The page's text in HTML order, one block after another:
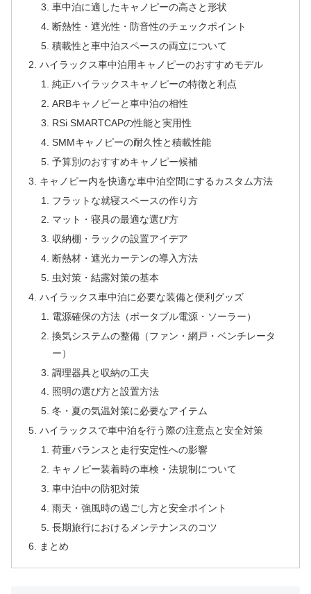
車中泊に適したキャノピーの高さと形状
断熱性・遮光性・防音性のチェックポイント
積載性と車中泊スペースの両立について
ハイラックス車中泊用キャノピーのおすすめモデル
純正ハイラックスキャノピーの特徴と利点
ARBキャノピーと車中泊の相性
RSi SMARTCAPの性能と実用性
SMMキャノピーの耐久性と積載性能
予算別のおすすめキャノピー候補
キャノピー内を快適な車中泊空間にするカスタム方法
フラットな就寝スペースの作り方
マット・寝具の最適な選び方
収納棚・ラックの設置アイデア
断熱材・遮光カーテンの導入方法
虫対策・結露対策の基本
ハイラックス車中泊に必要な装備と便利グッズ
電源確保の方法（ポータブル電源・ソーラー）
換気システムの整備（ファン・網戸・ベンチレータ
ー）
調理器具と収納の工夫
照明の選び方と設置方法
冬・夏の気温対策に必要なアイテム
ハイラックスで車中泊を行う際の注意点と安全対策
荷重バランスと走行安定性への影響
キャノピー装着時の車検・法規制について
車中泊中の防犯対策
雨天・強風時の過ごし方と安全ポイント
長期旅行におけるメンテナンスのコツ
まとめ